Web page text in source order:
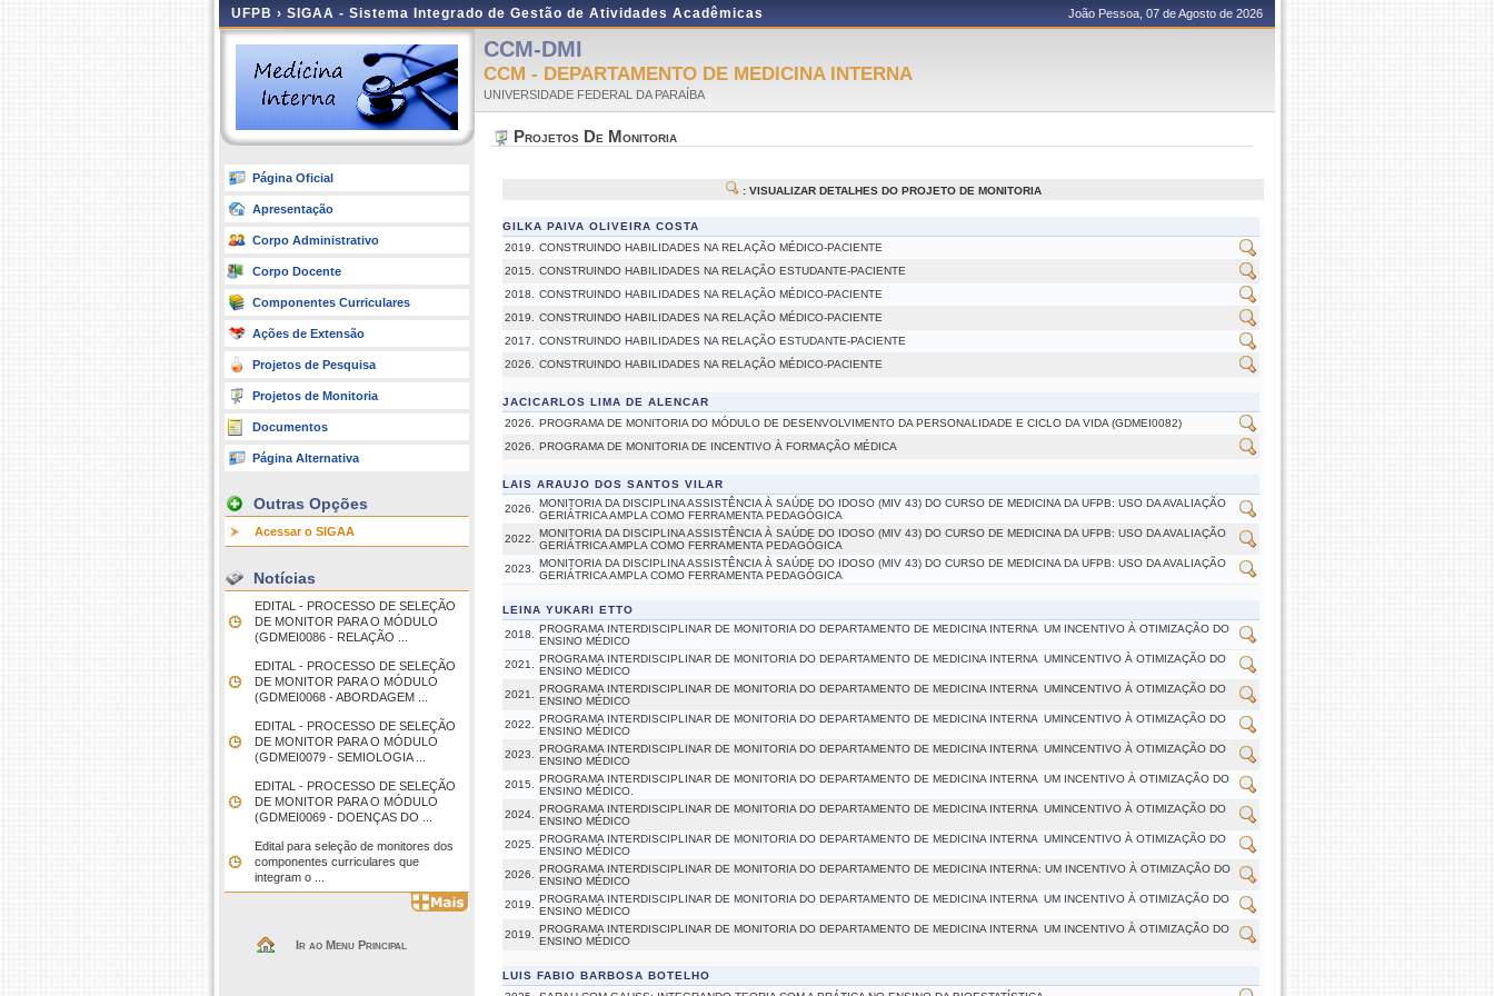
UFPB › SIGAA - Sistema Integrado de Gestão de Atividades Acadêmicas João Pessoa, 07 de Agosto de 2026
Página Oficial
Apresentação
Corpo Administrativo
Corpo Docente
Componentes Curriculares
Ações de Extensão
Projetos de Pesquisa
Projetos de Monitoria
Documentos
Página Alternativa
Outras Opções
Acessar o SIGAA
Notícias
EDITAL - PROCESSO DE SELEÇÃO
DE MONITOR PARA O MÓDULO
(GDMEI0086 - RELAÇÃO ...
EDITAL - PROCESSO DE SELEÇÃO
DE MONITOR PARA O MÓDULO
(GDMEI0068 - ABORDAGEM ...
EDITAL - PROCESSO DE SELEÇÃO
DE MONITOR PARA O MÓDULO
(GDMEI0079 - SEMIOLOGIA ...
EDITAL - PROCESSO DE SELEÇÃO
DE MONITOR PARA O MÓDULO
(GDMEI0069 - DOENÇAS DO ...
Edital para seleção de monitores dos
componentes curriculares que
integram o ...
Ir ao Menu Principal
CCM-DMI
CCM - DEPARTAMENTO DE MEDICINA INTERNA
UNIVERSIDADE FEDERAL DA PARAÍBA
Projetos De Monitoria
: VISUALIZAR DETALHES DO PROJETO DE MONITORIA
GILKA PAIVA OLIVEIRA COSTA
2019.
CONSTRUINDO HABILIDADES NA RELAÇÃO MÉDICO-PACIENTE
2015.
CONSTRUINDO HABILIDADES NA RELAÇÃO ESTUDANTE-PACIENTE
2018.
CONSTRUINDO HABILIDADES NA RELAÇÃO MÉDICO-PACIENTE
2019.
CONSTRUINDO HABILIDADES NA RELAÇÃO MÉDICO-PACIENTE
2017.
CONSTRUINDO HABILIDADES NA RELAÇÃO ESTUDANTE-PACIENTE
2026.
CONSTRUINDO HABILIDADES NA RELAÇÃO MÉDICO-PACIENTE
JACICARLOS LIMA DE ALENCAR
2026.
PROGRAMA DE MONITORIA DO MÓDULO DE DESENVOLVIMENTO DA PERSONALIDADE E CICLO DA VIDA (GDMEI0082)
2026.
PROGRAMA DE MONITORIA DE INCENTIVO À FORMAÇÃO MÉDICA
LAIS ARAUJO DOS SANTOS VILAR
2026.
MONITORIA DA DISCIPLINA ASSISTÊNCIA À SAÚDE DO IDOSO (MIV 43) DO CURSO DE MEDICINA DA UFPB: USO DA AVALIAÇÃO
GERIÁTRICA AMPLA COMO FERRAMENTA PEDAGÓGICA
2022.
MONITORIA DA DISCIPLINA ASSISTÊNCIA À SAÚDE DO IDOSO (MIV 43) DO CURSO DE MEDICINA DA UFPB: USO DA AVALIAÇÃO
GERIÁTRICA AMPLA COMO FERRAMENTA PEDAGÓGICA
2023.
MONITORIA DA DISCIPLINA ASSISTÊNCIA À SAÚDE DO IDOSO (MIV 43) DO CURSO DE MEDICINA DA UFPB: USO DA AVALIAÇÃO
GERIÁTRICA AMPLA COMO FERRAMENTA PEDAGÓGICA
LEINA YUKARI ETTO
2018.
PROGRAMA INTERDISCIPLINAR DE MONITORIA DO DEPARTAMENTO DE MEDICINA INTERNA  UM INCENTIVO À OTIMIZAÇÃO DO
ENSINO MÉDICO
2021.
PROGRAMA INTERDISCIPLINAR DE MONITORIA DO DEPARTAMENTO DE MEDICINA INTERNA  UMINCENTIVO À OTIMIZAÇÃO DO
ENSINO MÉDICO
2021.
PROGRAMA INTERDISCIPLINAR DE MONITORIA DO DEPARTAMENTO DE MEDICINA INTERNA  UMINCENTIVO À OTIMIZAÇÃO DO
ENSINO MÉDICO
2022.
PROGRAMA INTERDISCIPLINAR DE MONITORIA DO DEPARTAMENTO DE MEDICINA INTERNA  UMINCENTIVO À OTIMIZAÇÃO DO
ENSINO MÉDICO
2023.
PROGRAMA INTERDISCIPLINAR DE MONITORIA DO DEPARTAMENTO DE MEDICINA INTERNA  UMINCENTIVO À OTIMIZAÇÃO DO
ENSINO MÉDICO
2015.
PROGRAMA INTERDISCIPLINAR DE MONITORIA DO DEPARTAMENTO DE MEDICINA INTERNA  UM INCENTIVO À OTIMIZAÇÃO DO
ENSINO MÉDICO.
2024.
PROGRAMA INTERDISCIPLINAR DE MONITORIA DO DEPARTAMENTO DE MEDICINA INTERNA  UMINCENTIVO À OTIMIZAÇÃO DO
ENSINO MÉDICO
2025.
PROGRAMA INTERDISCIPLINAR DE MONITORIA DO DEPARTAMENTO DE MEDICINA INTERNA  UMINCENTIVO À OTIMIZAÇÃO DO
ENSINO MÉDICO
2026.
PROGRAMA INTERDISCIPLINAR DE MONITORIA DO DEPARTAMENTO DE MEDICINA INTERNA: UM INCENTIVO À OTIMIZAÇÃO DO
ENSINO MÉDICO
2019.
PROGRAMA INTERDISCIPLINAR DE MONITORIA DO DEPARTAMENTO DE MEDICINA INTERNA  UM INCENTIVO À OTIMIZAÇÃO DO
ENSINO MÉDICO
2019.
PROGRAMA INTERDISCIPLINAR DE MONITORIA DO DEPARTAMENTO DE MEDICINA INTERNA  UM INCENTIVO À OTIMIZAÇÃO DO
ENSINO MÉDICO
LUIS FABIO BARBOSA BOTELHO